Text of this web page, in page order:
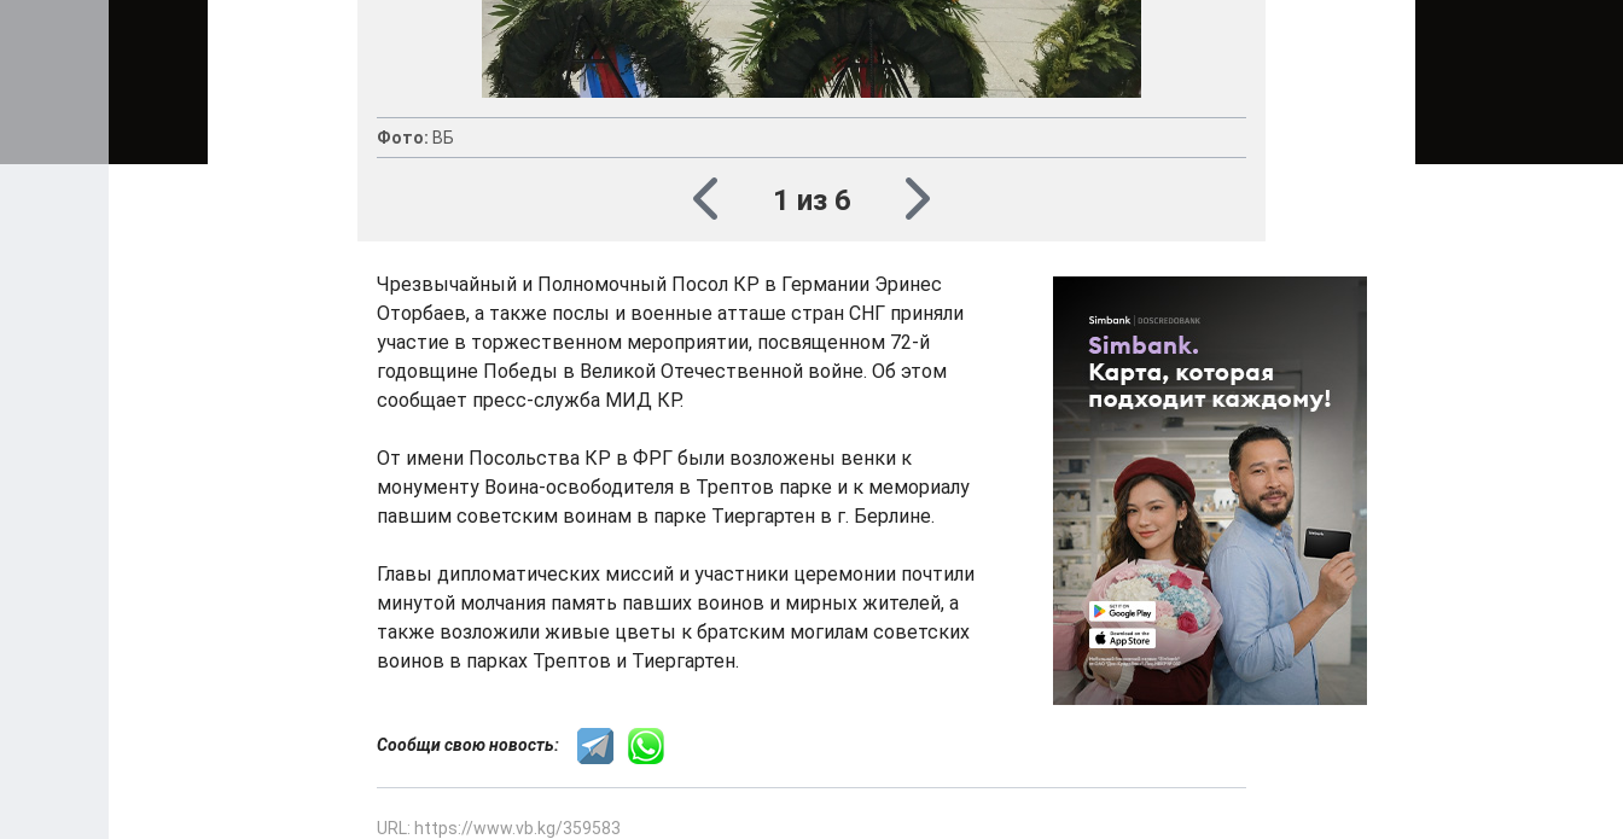
Фото: ВБ
1 из 6
Чрезвычайный и Полномочный Посол КР в Германии Эринес
Оторбаев, а также послы и военные атташе стран СНГ приняли
участие в торжественном мероприятии, посвященном 72-й
годовщине Победы в Великой Отечественной войне. Об этом
сообщает пресс-служба МИД КР.
От имени Посольства КР в ФРГ были возложены венки к
монументу Воина-освободителя в Трептов парке и к мемориалу
павшим советским воинам в парке Тиергартен в г. Берлине.
Главы дипломатических миссий и участники церемонии почтили
минутой молчания память павших воинов и мирных жителей, а
также возложили живые цветы к братским могилам советских
воинов в парках Трептов и Тиергартен.
Сообщи свою новость:
URL: https://www.vb.kg/359583